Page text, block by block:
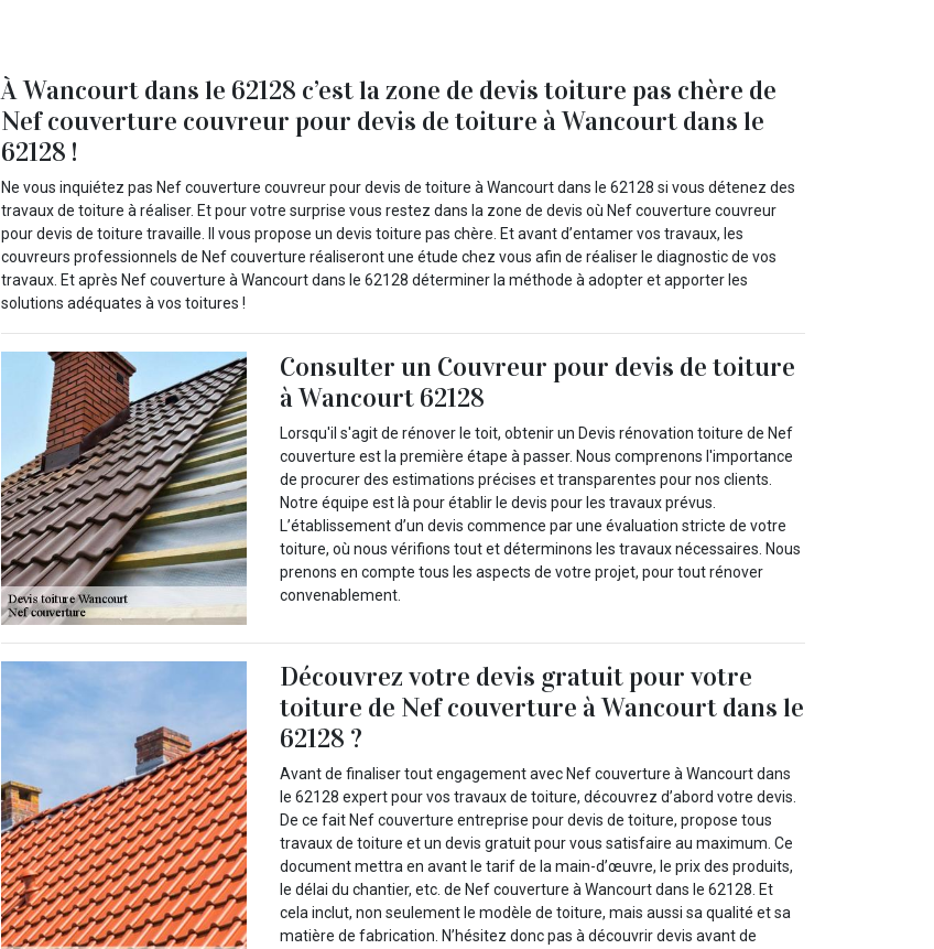
À Wancourt dans le 62128 c’est la zone de devis toiture pas chère de
Nef couverture couvreur pour devis de toiture à Wancourt dans le
62128 !
Ne vous inquiétez pas Nef couverture couvreur pour devis de toiture à Wancourt dans le 62128 si vous détenez des
travaux de toiture à réaliser. Et pour votre surprise vous restez dans la zone de devis où Nef couverture couvreur
pour devis de toiture travaille. Il vous propose un devis toiture pas chère. Et avant d’entamer vos travaux, les
couvreurs professionnels de Nef couverture réaliseront une étude chez vous afin de réaliser le diagnostic de vos
travaux. Et après Nef couverture à Wancourt dans le 62128 déterminer la méthode à adopter et apporter les
solutions adéquates à vos toitures !
Consulter un Couvreur pour devis de toiture
à Wancourt 62128
Lorsqu'il s'agit de rénover le toit, obtenir un Devis rénovation toiture de Nef
couverture est la première étape à passer. Nous comprenons l'importance
de procurer des estimations précises et transparentes pour nos clients.
Notre équipe est là pour établir le devis pour les travaux prévus.
L’établissement d’un devis commence par une évaluation stricte de votre
toiture, où nous vérifions tout et déterminons les travaux nécessaires. Nous
prenons en compte tous les aspects de votre projet, pour tout rénover
convenablement.
Découvrez votre devis gratuit pour votre
toiture de Nef couverture à Wancourt dans le
62128 ?
Avant de finaliser tout engagement avec Nef couverture à Wancourt dans
le 62128 expert pour vos travaux de toiture, découvrez d’abord votre devis.
De ce fait Nef couverture entreprise pour devis de toiture, propose tous
travaux de toiture et un devis gratuit pour vous satisfaire au maximum. Ce
document mettra en avant le tarif de la main-d’œuvre, le prix des produits,
le délai du chantier, etc. de Nef couverture à Wancourt dans le 62128. Et
cela inclut, non seulement le modèle de toiture, mais aussi sa qualité et sa
matière de fabrication. N’hésitez donc pas à découvrir devis avant de